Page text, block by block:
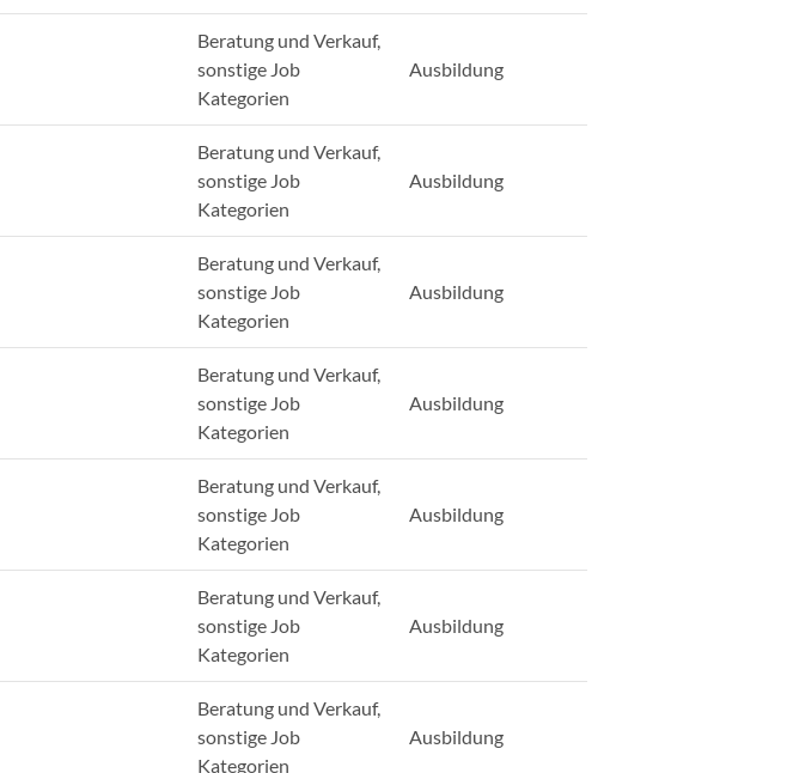
Beratung und Verkauf,
sonstige Job
Kategorien
Ausbildung
Beratung und Verkauf,
sonstige Job
Kategorien
Ausbildung
Beratung und Verkauf,
sonstige Job
Kategorien
Ausbildung
Beratung und Verkauf,
sonstige Job
Kategorien
Ausbildung
Beratung und Verkauf,
sonstige Job
Kategorien
Ausbildung
Beratung und Verkauf,
sonstige Job
Kategorien
Ausbildung
Beratung und Verkauf,
sonstige Job
Kategorien
Ausbildung